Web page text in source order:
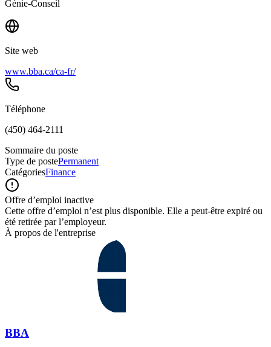
Génie-Conseil
Site web
www.bba.ca/ca-fr/
Téléphone
(450) 464-2111
Sommaire du poste
Type de postePermanent
CatégoriesFinance
Offre d’emploi inactive
Cette offre d’emploi n’est plus disponible. Elle a peut-être expiré ou
été retirée par l’employeur.
À propos de l'entreprise
BBA